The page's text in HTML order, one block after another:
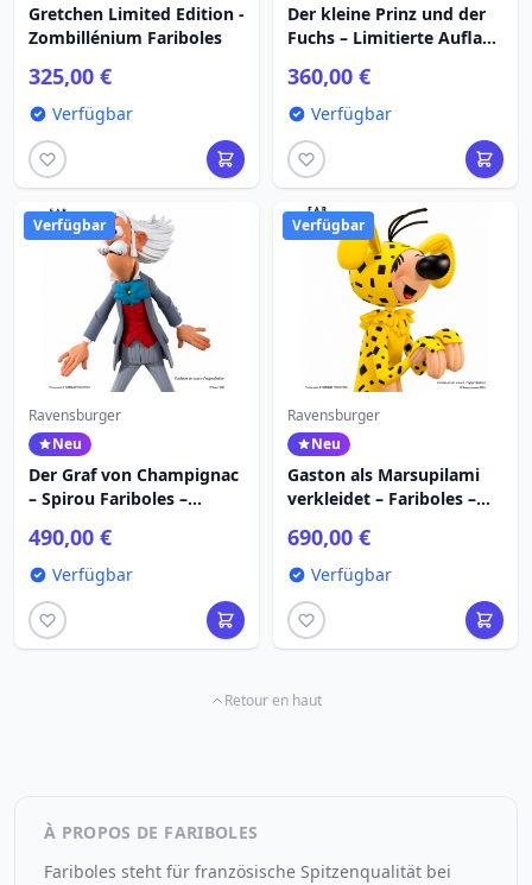
Gretchen Limited Edition -
Zombillénium Fariboles
325,00 €
Verfügbar
Der kleine Prinz und der
Fuchs – Limitierte Auflage
360,00 €
Verfügbar
Verfügbar
Ravensburger
Neu
Der Graf von Champignac
– Spirou Fariboles –
490,00 €
Verfügbar
Verfügbar
Ravensburger
Neu
Gaston als Marsupilami
verkleidet – Fariboles –
690,00 €
Verfügbar
Retour en haut
À PROPOS DE FARIBOLES
Fariboles steht für französische Spitzenqualität bei